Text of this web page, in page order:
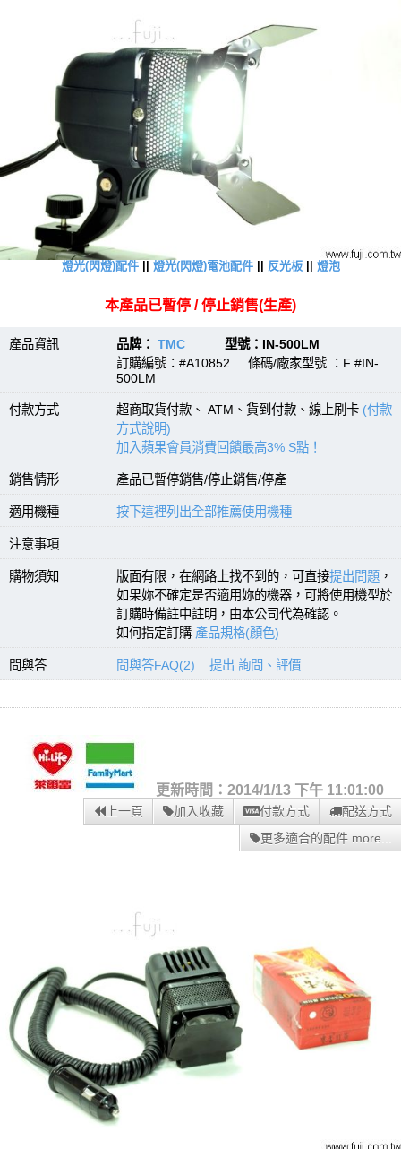
燈光(閃燈)配件|| 燈光(閃燈)電池配件|| 反光板|| 燈泡
本產品已暫停 / 停止銷售(生產)
產品資訊 品牌： TMC 型號：IN-500LM
訂購編號：#A10852 條碼/廠家型號 ：F #IN-
500LM
付款方式 超商取貨付款、 ATM、貨到付款、線上刷卡 (付款
方式說明)
加入蘋果會員消費回饋最高3% S點！
銷售情形 產品已暫停銷售/停止銷售/停產
適用機種 按下這裡列出全部推薦使用機種
注意事項
購物須知 版面有限，在網路上找不到的，可直接提出問題 ，
如果妳不確定是否適用妳的機器，可將使用機型於
訂購時備註中註明，由本公司代為確認。
如何指定訂購 產品規格(顏色)
問與答 問與答FAQ(2) 提出 詢問、評價
更新時間：2014/1/13 下午 11:01:00
上一頁 加入收藏 付款方式
配送方式
更多適合的配件 more...